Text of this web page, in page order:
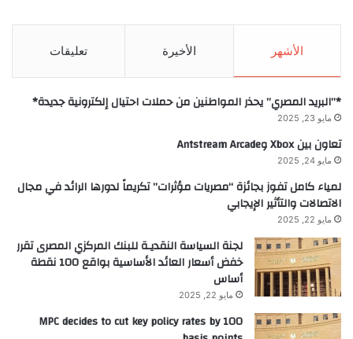
الأشهر الأخيرة تعليقات
*”البريد المصري” يحذر المواطنين من حملات احتيال إلكترونية جديدة*
مايو 23, 2025
تعاون بين Xbox وAntstream Arcade
مايو 24, 2025
لمياء كامل تفوز بجائزة “مصريات مؤثرات” تكريماً لدورها الرائد في مجال
الاتصالات والتأثير الإيجابي
مايو 22, 2025
لجنة السياسة النقديـة للبنك المركزي المصرى تقرر
خفض أسعار العائد الأساسية بواقع 100 نقطة
أساس
مايو 22, 2025
MPC decides to cut key policy rates by 100